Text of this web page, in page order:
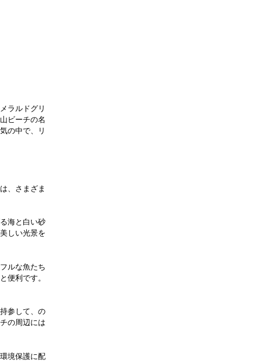
ラルドグリ
ビーチの名
の中で、リ
、さまざま
海と白い砂
しい光景を
ルな魚たち
便利です。
参して、の
の周辺には
境保護に配